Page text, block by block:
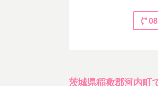
茨城県稲敷郡河内町